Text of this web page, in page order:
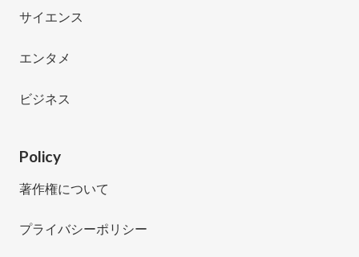
サイエンス
エンタメ
ビジネス
Policy
著作権について
プライバシーポリシー